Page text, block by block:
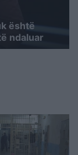
është
ndaluar